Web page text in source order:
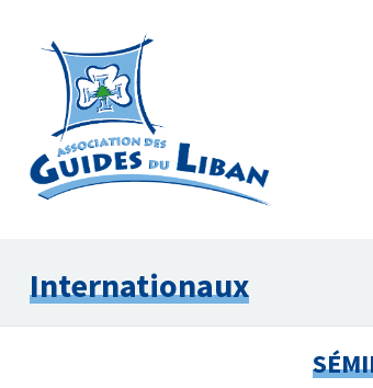
Internationaux